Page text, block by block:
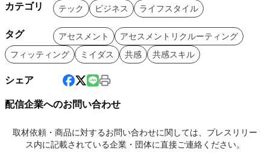
カテゴリ テック ビジネス ライフスタイル
タグ アセスメント
アセスメントリクルーティング
フィッティング
ミイダス 共感 共感スキル
シェア
配信企業へのお問い合わせ
取材依頼・商品に対するお問い合わせに関しては、プレスリリー
ス内に記載されている企業・団体に直接ご連絡ください。